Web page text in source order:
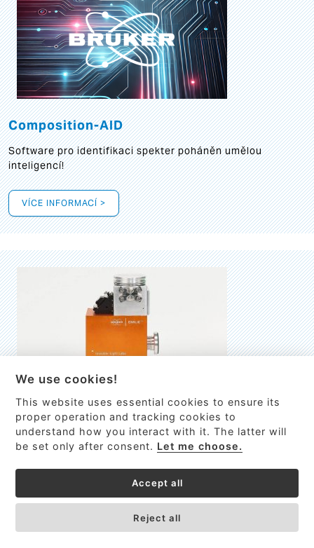
Composition-AID
Software pro identifikaci spekter poháněn umělou
inteligencí!
VÍCE INFORMACÍ >
EMILIE
První nano-elektro-mechanický (NEMS) FTIR analyzátor
We use cookies!
This website uses essential cookies to ensure its
proper operation and tracking cookies to
understand how you interact with it. The latter will
be set only after consent. Let me choose.
Accept all
Reject all